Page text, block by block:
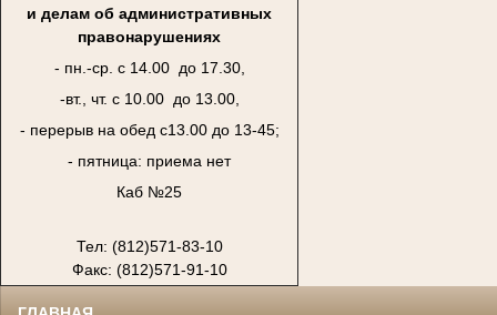
и делам об административных
правонарушениях
- пн.-ср. с 14.00 до 17.30,
-вт., чт. с 10.00 до 13.00,
- перерыв на обед с13.00 до 13-45;
- пятница: приема нет
Каб №25
Тел: (812)571-83-10
Факс: (812)571-91-10